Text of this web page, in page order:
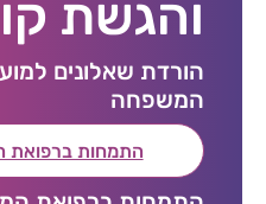
והגשת
הורדת שאלונים
המשפחה
התמחות ברפואת